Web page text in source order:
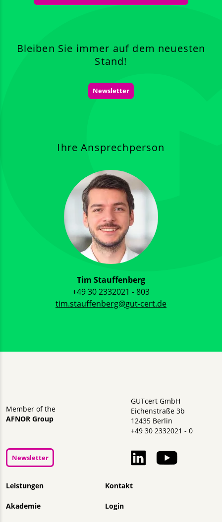
Bleiben Sie immer auf dem neuesten
Stand!
Newsletter
Ihre Ansprechperson
Tim Stauffenberg
+49 30 2332021 - 803
tim.stauffenberg@gut-cert.de
Member of the
AFNOR Group
GUTcert GmbH
Eichenstraße 3b
12435 Berlin
+49 30 2332021 - 0
Navigation überspringen
Leistungen
Akademie
Kontakt
Login
Newsletter